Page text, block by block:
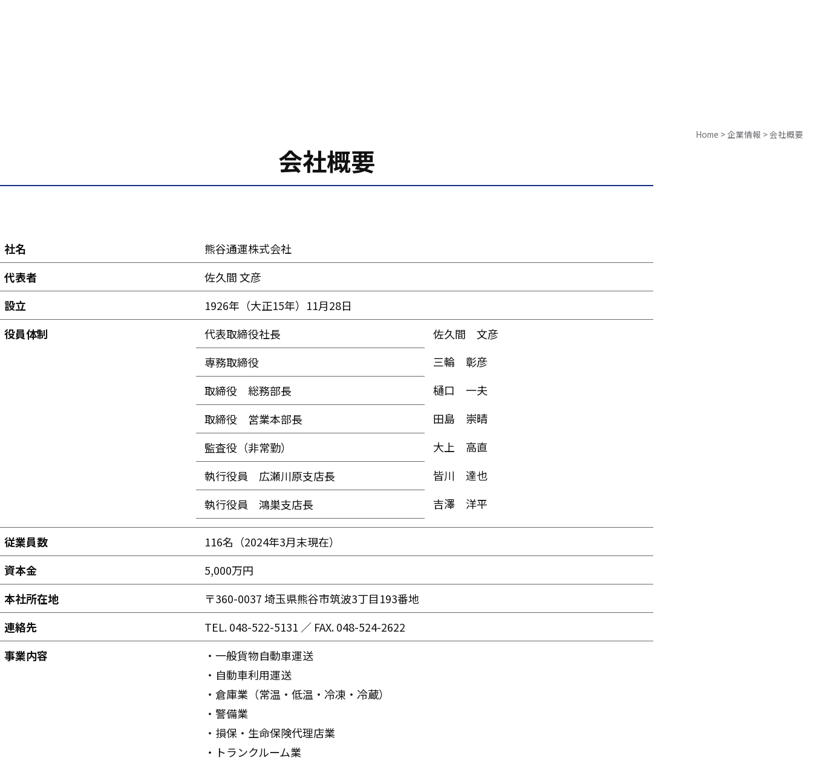
Home > 企業情報 >会社概要
会社概要
社名
熊谷通運株式会社
代表者
佐久間 文彦
設立
1926年（大正15年）11月28日
役員体制
代表取締役社長
佐久間 文彦
専務取締役
三輪 彰彦
取締役 総務部長
樋口 一夫
取締役 営業本部長
田島 崇晴
監査役（非常勤）
大上 高直
執行役員 広瀬川原支店長
皆川 達也
執行役員 鴻巣支店長
吉澤 洋平
従業員数
116名（2024年3月末現在）
資本金
5,000万円
本社所在地
〒360-0037 埼玉県熊谷市筑波3丁目193番地
連絡先
TEL. 048-522-5131 ／ FAX. 048-524-2622
事業内容
・一般貨物自動車運送
・自動車利用運送
・倉庫業（常温・低温・冷凍・冷蔵）
・警備業
・損保・生命保険代理店業
・トランクルーム業